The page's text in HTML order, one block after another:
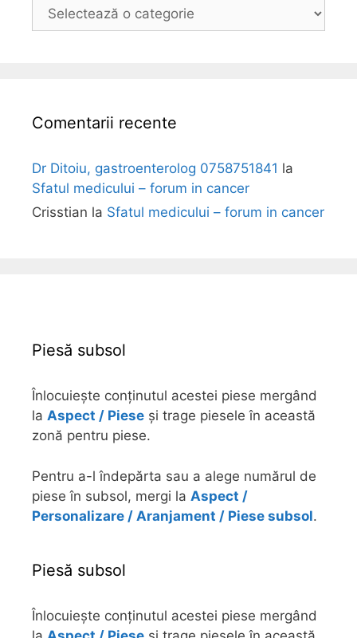
Comentarii recente
Dr Ditoiu, gastroenterolog 0758751841 la
Sfatul medicului – forum in cancer
Crisstian la Sfatul medicului – forum in cancer
Piesă subsol
Înlocuiește conținutul acestei piese mergând
la Aspect / Piese și trage piesele în această
zonă pentru piese.
Pentru a-l îndepărta sau a alege numărul de
piese în subsol, mergi la Aspect /
Personalizare / Aranjament / Piese subsol.
Piesă subsol
Înlocuiește conținutul acestei piese mergând